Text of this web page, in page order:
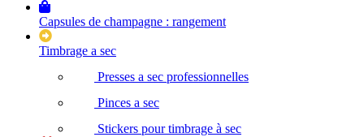
Capsules de champagne : rangement
Timbrage a sec
Presses a sec professionnelles
Pinces a sec
Stickers pour timbrage à sec